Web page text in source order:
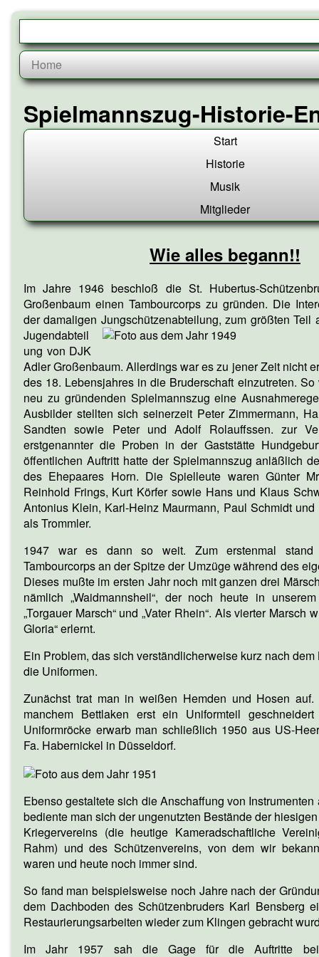
Skip
content
Spielmannszug-Historie-
Start
Historie
Musik
Mitglieder
Wie alles begann!!
Im Jahre 1946 beschloß die St. Hubertus-
Großenbaum einen Tambourcorps zu gründen. Die
der damaligen Jungschützenabteilung,zum größten Teil
Jugendabteil
ung von DJK
Adler Großenbaum. Allerdings war es zu jener Zeit nicht
des 18. Lebensjahres in die Bruderschaft einzutreten.
neu zu gründenden Spielmannszug eine
Ausbilder stellten sich seinerzeit Peter Zimmermann,
Sandten sowie Peter und Adolf Rolauffssen. zur
erstgenannter die Proben in der Gaststätte
öffentlichen Auftritt hatte der Spielmannszug anläßlich
des Ehepaares Horn. Die Spielleute waren Günter
Reinhold Frings, Kurt Körfer sowie Hans und Klaus
Antonius Klein, Karl-Heinz Maurmann, Paul Schmidt und
als Trommler.
1947 war es dann so weit. Zum erstenmal stand
Tambourcorps an der Spitze der Umzüge während des
Dieses mußte im ersten Jahr noch mit ganzen drei
nämlich „Waidmannsheil“, der noch heute in
„Torgauer Marsch“ und „Vater Rhein“. Als vierter Marsch
Gloria“ erlernt.
Ein Problem, das sich verständlicherweise kurz nach
die Uniformen.
Zunächst trat man in weißen Hemden und Hosen
manchem Bettlaken erst ein Uniformteil
Uniformröcke erwarb man schließlich 1950 aus US-
Fa. Habernickel in Düsseldorf.
Ebenso gestaltete sich die Anschaffung von
bediente man sich der ungenutzten Bestände der
Kriegervereins (die heutige Kameradschaftliche
Rahm) und des Schützenvereins, von dem wir
waren und heute noch immer sind.
So fand man beispielsweise noch Jahre nach der
dem Dachboden des Schützenbruders Karl Bensberg
Restaurierungsarbeiten wieder zum Klingen gebracht
Im Jahr 1957 sah die Gage für die Auftritte